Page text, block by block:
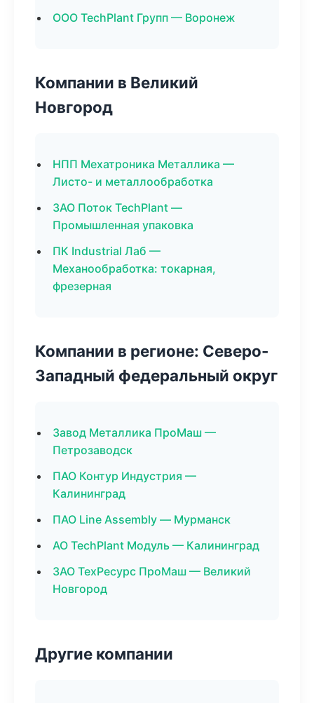
ООО TechPlant Групп — Воронеж
Компании в Великий
Новгород
НПП Мехатроника Металлика —
Листо- и металлообработка
ЗАО Поток TechPlant —
Промышленная упаковка
ПК Industrial Лаб —
Механообработка: токарная,
фрезерная
Компании в регионе: Северо-
Западный федеральный округ
Завод Металлика ПроМаш —
Петрозаводск
ПАО Контур Индустрия —
Калининград
ПАО Line Assembly — Мурманск
АО TechPlant Модуль — Калининград
ЗАО ТехРесурс ПроМаш — Великий
Новгород
Другие компании